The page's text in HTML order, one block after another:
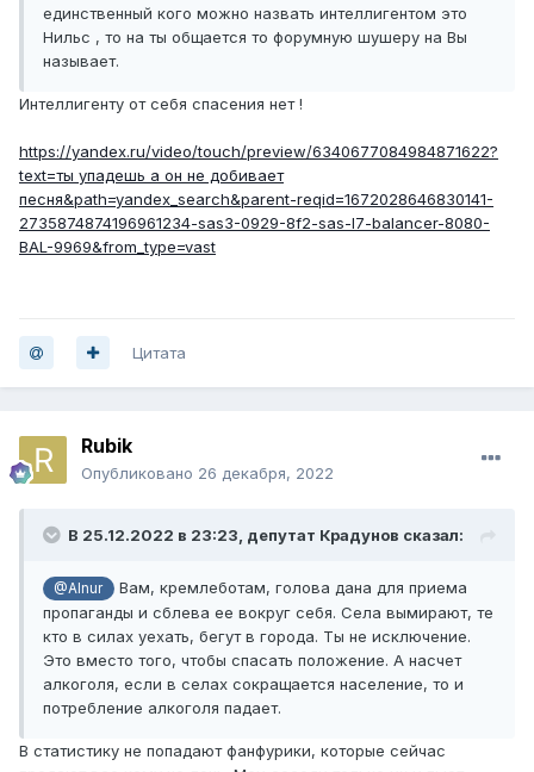
единственный кого можно назвать интеллигентом это
Нильс , то на ты общается то форумную шушеру на Вы
называет.
Интеллигенту от себя спасения нет !
https://yandex.ru/video/touch/preview/6340677084984871622?
text=ты упадешь а он не добивает
песня&path=yandex_search&parent-reqid=1672028646830141-
2735874874196961234-sas3-0929-8f2-sas-l7-balancer-8080-
BAL-9969&from_type=vast
Цитата
Rubik
Опубликовано 26 декабря, 2022
В 25.12.2022 в 23:23, депутат Крадунов сказал:
@Alnur
Вам, кремлеботам, голова дана для приема
пропаганды и сблева ее вокруг себя. Села вымирают, те
кто в силах уехать, бегут в города. Ты не исключение.
Это вместо того, чтобы спасать положение. А насчет
алкоголя, если в селах сокращается население, то и
потребление алкоголя падает.
В статистику не попадают фанфурики, которые сейчас